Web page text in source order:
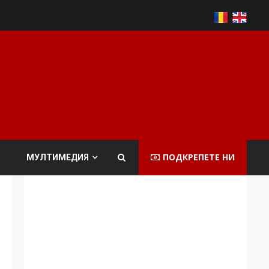
МУЛТИМЕДИЯ ПОДКРЕПЕТЕ НИ